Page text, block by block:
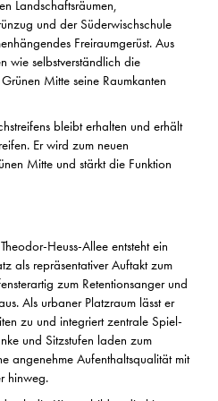
Landschaftsräumen,
und der Süderwischschule
Freiraumgerüst. Aus
wie selbstverständlich die
Mitte seine Raumkanten
bleibt erhalten und erhält
Er wird zum neuen
Mitte und stärkt die Funktion
Heuss-Allee entsteht ein
als repräsentativer Auftakt zum
zum Retentionsanger und
Als urbaner Platzraum lässt er
zu und integriert zentrale Spiel-
und Sitzstufen laden zum
angenehme Aufenthaltsqualität mit
hinweg.